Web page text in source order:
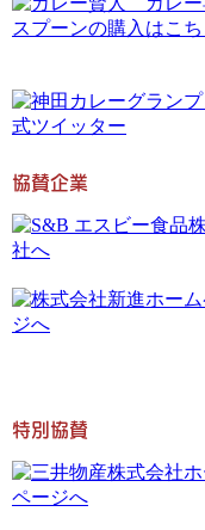
協賛企業
特別協賛